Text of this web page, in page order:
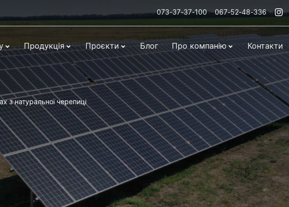
073-37-37-100 067-52-48-336
Продукція Проєкти Блог Про компанію Контакти
з натуральної черепиці